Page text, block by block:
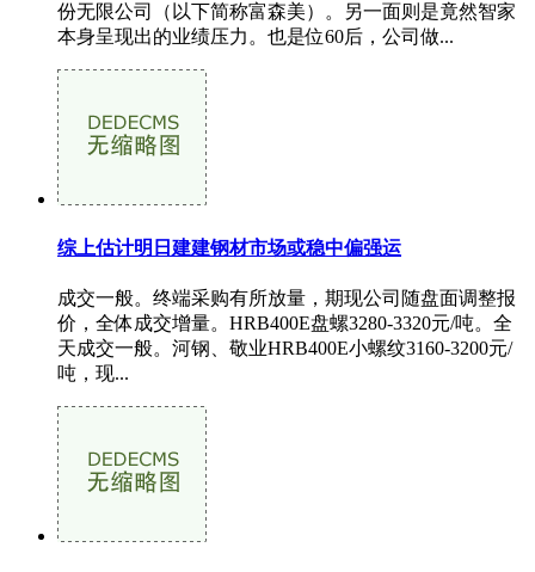
份无限公司（以下简称富森美）。另一面则是竟然智家
本身呈现出的业绩压力。也是位60后，公司做...
综上估计明日建建钢材市场或稳中偏强运
成交一般。终端采购有所放量，期现公司随盘面调整报
价，全体成交增量。HRB400E盘螺3280-3320元/吨。全
天成交一般。河钢、敬业HRB400E小螺纹3160-3200元/
吨，现...